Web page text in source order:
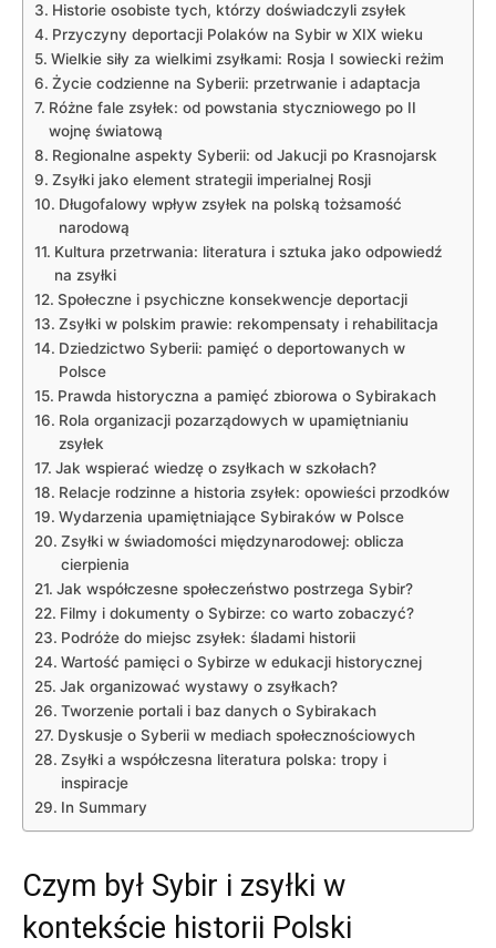
Historie osobiste tych, którzy ⁣doświadczyli zsyłek
Przyczyny deportacji Polaków na Sybir w XIX wieku
Wielkie⁤ siły‌ za ⁢wielkimi zsyłkami: ⁢Rosja I sowiecki reżim
Życie codzienne na Syberii: przetrwanie‌ i adaptacja
Różne fale zsyłek: od ⁣powstania styczniowego‍ po II
wojnę światową
Regionalne aspekty Syberii: od Jakucji po Krasnojarsk
Zsyłki jako element strategii imperialnej Rosji
Długofalowy‍ wpływ zsyłek na polską tożsamość
narodową
Kultura przetrwania: literatura i sztuka jako odpowiedź
na zsyłki
Społeczne i psychiczne konsekwencje deportacji
Zsyłki w polskim prawie: ‌rekompensaty i rehabilitacja
Dziedzictwo ⁤Syberii: pamięć o deportowanych w
Polsce
Prawda historyczna a pamięć ⁣zbiorowa o Sybirakach
Rola organizacji⁣ pozarządowych w​ upamiętnianiu‌
zsyłek
Jak wspierać​ wiedzę o zsyłkach w szkołach?
Relacje rodzinne a historia zsyłek: opowieści przodków
Wydarzenia ⁣upamiętniające Sybiraków w Polsce
Zsyłki w świadomości międzynarodowej: oblicza
cierpienia
Jak współczesne społeczeństwo postrzega‍ Sybir?
Filmy i dokumenty o Sybirze:⁢ co warto zobaczyć?
Podróże do miejsc zsyłek: śladami historii
Wartość pamięci o Sybirze w edukacji historycznej
Jak organizować wystawy ⁤o zsyłkach?
Tworzenie portali i baz danych o Sybirakach
Dyskusje o Syberii w mediach społecznościowych
Zsyłki ‍a współczesna literatura⁤ polska:⁤ tropy i
‍inspiracje
In Summary
Czym‌ był‍ Sybir i zsyłki w
kontekście ⁢historii Polski